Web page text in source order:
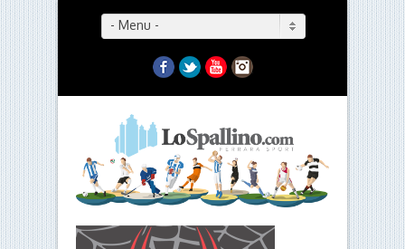
- Menu -
Facebook
TwitterYouTubeInstagram